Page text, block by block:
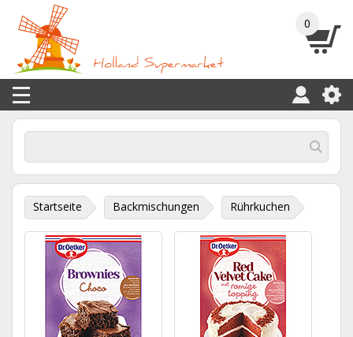
0
Startseite Backmischungen Rührkuchen